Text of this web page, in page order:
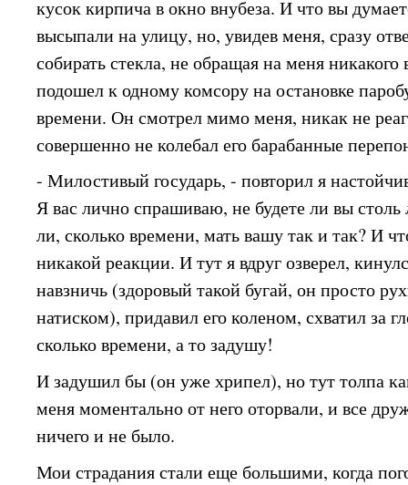
кусок кирпича в окно внубеза. И что вы
высыпали на улицу, но, увидев меня, сразу
собирать стекла, не обращая на меня
подошел к одному комсору на остановке
времени. Он смотрел мимо меня, никак не
совершенно не колебал его барабанные
- Милостивый государь, - повторил я
Я вас лично спрашиваю, не будете ли вы
ли, сколько времени, мать вашу так и так? И
никакой реакции. И тут я вдруг озверел,
навзничь (здоровый такой бугай, он просто
натиском), придавил его коленом, схватил за
сколько времени, а то задушу!
И задушил бы (он уже хрипел), но тут толпа
меня моментально от него оторвали, и все
ничего и не было.
Мои страдания стали еще большими, когда